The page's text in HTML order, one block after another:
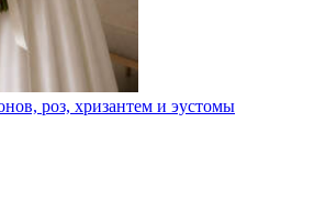
роз, хризантем и эустомы